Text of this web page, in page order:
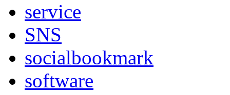
service
SNS
socialbookmark
software